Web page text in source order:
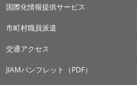
国際化情報提供サービス
市町村職員派遣
交通アクセス
JIAMパンフレット（PDF）